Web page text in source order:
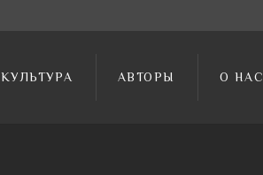
КУЛЬТУРА АВТОРЫ О НАС